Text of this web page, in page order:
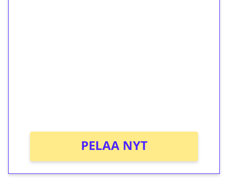
PELAA NYT